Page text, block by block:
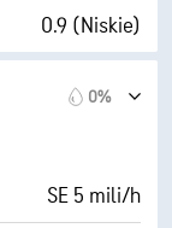
0%
0.9 (Niskie)
26° F
0%
SE 5 mili/h